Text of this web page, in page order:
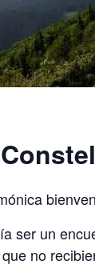
ser un
no